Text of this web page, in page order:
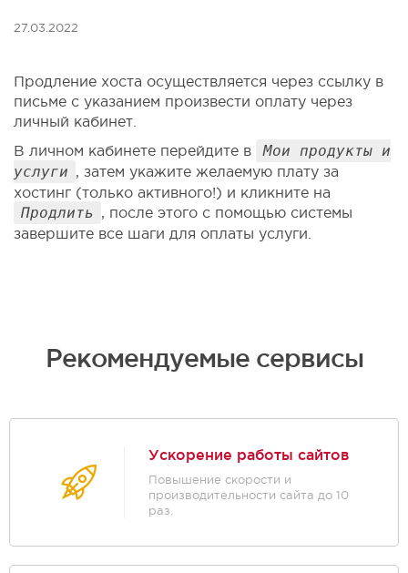
27.03.2022
Продление хоста осуществляется через ссылку в
письме с указанием произвести оплату через
личный кабинет.
В личном кабинете перейдите в
Мои продукты и
услуги , затем укажите желаемую плату за
хостинг (только активного!) и кликните на
Продлить
, после этого с помощью системы
завершите все шаги для оплаты услуги.
Рекомендуемые сервисы
Ускорение работы сайтов
Повышение скорости и
производительности сайта до 10
раз.